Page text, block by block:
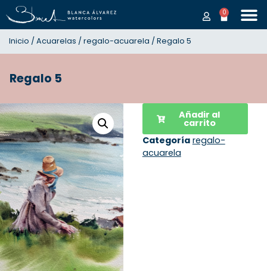
0
Inicio / Acuarelas / regalo-acuarela / Regalo 5
Regalo 5
Añadir al
carrito
Categoría regalo-
acuarela